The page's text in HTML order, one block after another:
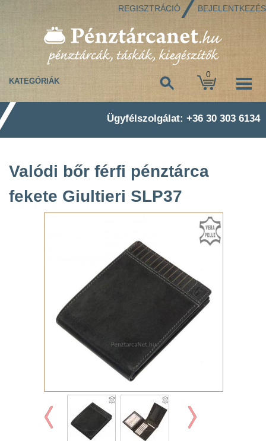
REGISZTRÁCIÓ BEJELENTKEZÉS
0
KATEGÓRIÁK
Ügyfélszolgálat: +36 30 303 6134
Valódi bőr férfi pénztárca
fekete Giultieri SLP37